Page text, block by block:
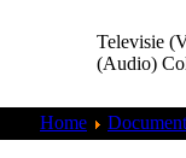
Televisie
(Audio)
Home